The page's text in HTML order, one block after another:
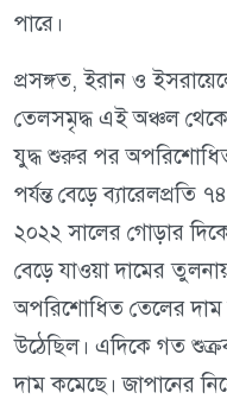
পারে।
প্রসঙ্গত, ইরান ও
তেলসমৃদ্ধ এই অঞ্চল
যুদ্ধ শুরুর পর
পর্যন্ত বেড়ে
২০২২ সালের গোড়ার
বেড়ে যাওয়া দামের
অপরিশোধিত তেলের দাম
উঠেছিল। এদিকে গত
দাম কমেছে। জাপানের